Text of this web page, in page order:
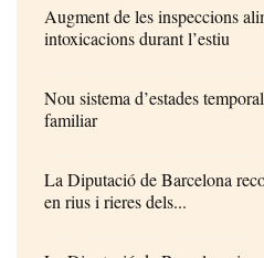
Augment de les inspeccions
intoxicacions durant l’estiu
Nou sistema d’estades
familiar
La Diputació de Barcelona
en rius i rieres dels...